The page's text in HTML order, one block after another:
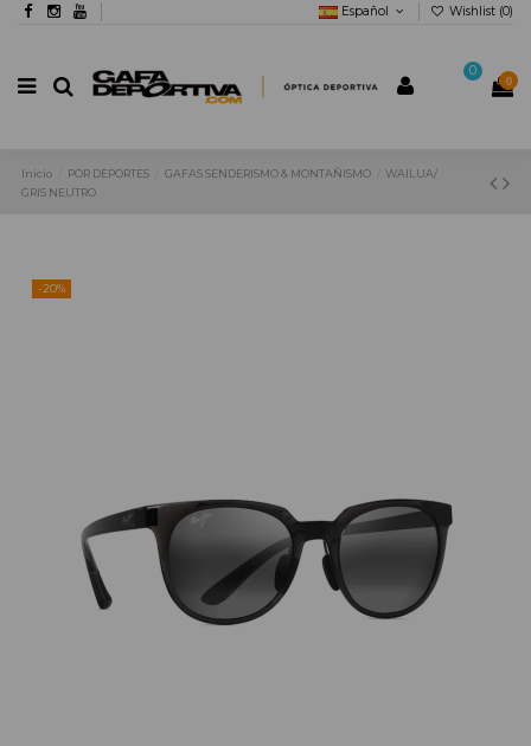
Español Wishlist (0)
0
0
Inicio POR DEPORTES GAFAS SENDERISMO & MONTAÑISMO
WAILUA/
GRIS NEUTRO
-20%